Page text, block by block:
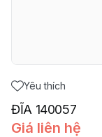
Yêu thích
ĐĨA 140057
Giá liên hệ